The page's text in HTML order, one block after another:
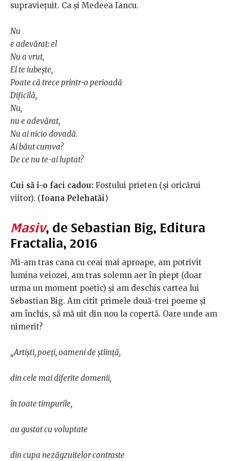
supraviețuit. Ca și Medeea Iancu.
Nu
e adevărat: el
Nu a vrut,
El te iubește,
Poate că trece printr-o perioadă
Dificilă,
Nu,
nu e adevărat,
Nu ai nicio dovadă.
Ai băut cumva?
De ce nu te-ai luptat?
Cui să i-o faci cadou: Fostului prieten (și oricărui
viitor). (Ioana Pelehatăi)
Masiv, de Sebastian Big, Editura
Fractalia, 2016
Mi-am tras cana cu ceai mai aproape, am potrivit
lumina veiozei, am tras solemn aer în piept (doar
urma un moment poetic) și am deschis cartea lui
Sebastian Big. Am citit primele două-trei poeme și
am închis, să mă uit din nou la copertă. Oare unde am
nimerit?
„Artiști, poeți, oameni de știință,
din cele mai diferite domenii,
în toate timpurile,
au gustat cu voluptate
din cupa nezăgzuitelor contraste